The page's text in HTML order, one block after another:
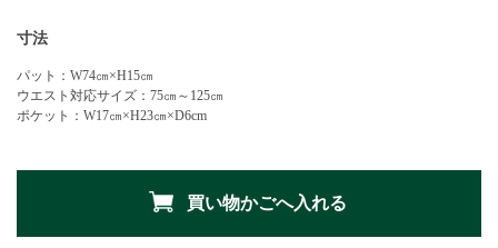
寸法
パット：W74㎝×H15㎝
ウエスト対応サイズ：75㎝～125㎝
ポケット：W17㎝×H23㎝×D6cm